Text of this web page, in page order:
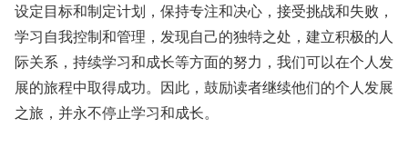
设定目标和制定计划，保持专注和决心，接受挑战和失败，
学习自我控制和管理，发现自己的独特之处，建立积极的人
际关系，持续学习和成长等方面的努力，我们可以在个人发
展的旅程中取得成功。因此，鼓励读者继续他们的个人发展
之旅，并永不停止学习和成长。